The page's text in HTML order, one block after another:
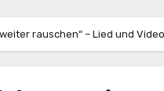
rauschen“ – Lied und